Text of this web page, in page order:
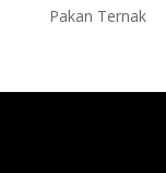
Pakan Ternak